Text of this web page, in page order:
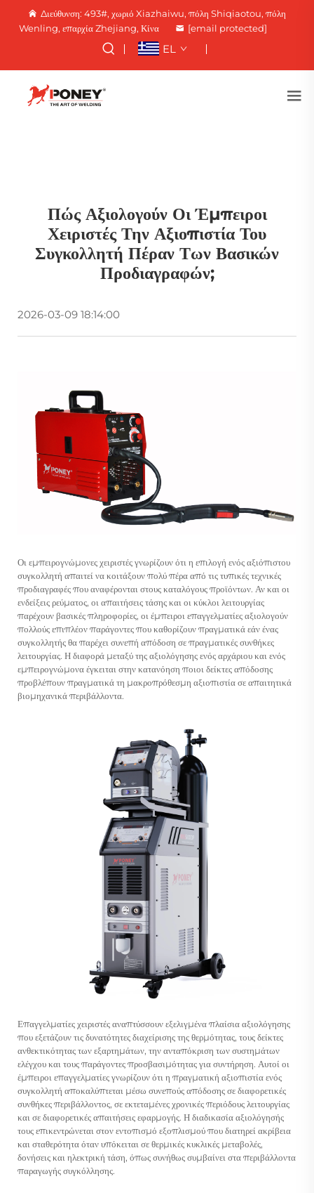
Διεύθυνση: 493#, χωριό Xiazhaiwu, πόλη Shiqiaotou, πόλη
Wenling, επαρχία Zhejiang, Κίνα
[email protected]
EL
Πώς Αξιολογούν Οι Έμπειροι
Χειριστές Την Αξιοπιστία Του
Συγκολλητή Πέραν Των Βασικών
Προδιαγραφών;
2026-03-09 18:14:00
Οι εμπειρογνώμονες χειριστές γνωρίζουν ότι η επιλογή ενός αξιόπιστου
συγκολλητή απαιτεί να κοιτάξουν πολύ πέρα από τις τυπικές τεχνικές
προδιαγραφές που αναφέρονται στους καταλόγους προϊόντων. Αν και οι
ενδείξεις ρεύματος, οι απαιτήσεις τάσης και οι κύκλοι λειτουργίας
παρέχουν βασικές πληροφορίες, οι έμπειροι επαγγελματίες αξιολογούν
πολλούς επιπλέον παράγοντες που καθορίζουν πραγματικά εάν ένας
συγκολλητής θα παρέχει συνεπή απόδοση σε πραγματικές συνθήκες
λειτουργίας. Η διαφορά μεταξύ της αξιολόγησης ενός αρχάριου και ενός
εμπειρογνώμονα έγκειται στην κατανόηση ποιοι δείκτες απόδοσης
προβλέπουν πραγματικά τη μακροπρόθεσμη αξιοπιστία σε απαιτητικά
βιομηχανικά περιβάλλοντα.
Επαγγελματίες χειριστές αναπτύσσουν εξελιγμένα πλαίσια αξιολόγησης
που εξετάζουν τις δυνατότητες διαχείρισης της θερμότητας, τους δείκτες
ανθεκτικότητας των εξαρτημάτων, την ανταπόκριση των συστημάτων
ελέγχου και τους παράγοντες προσβασιμότητας για συντήρηση. Αυτοί οι
έμπειροι επαγγελματίες γνωρίζουν ότι η πραγματική αξιοπιστία ενός
συγκολλητή αποκαλύπτεται μέσω συνεπούς απόδοσης σε διαφορετικές
συνθήκες περιβάλλοντος, σε εκτεταμένες χρονικές περιόδους λειτουργίας
και σε διαφορετικές απαιτήσεις εφαρμογής. Η διαδικασία αξιολόγησής
τους επικεντρώνεται στον εντοπισμό εξοπλισμού που διατηρεί ακρίβεια
και σταθερότητα όταν υπόκειται σε θερμικές κυκλικές μεταβολές,
δονήσεις και ηλεκτρική τάση, όπως συνήθως συμβαίνει στα περιβάλλοντα
παραγωγής συγκόλλησης.